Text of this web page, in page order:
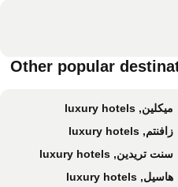
Other popular
ميكلين, luxury hotels
زافنتم, luxury hotels
سنت تريدين, luxury hotels
هاسيل, luxury hotels